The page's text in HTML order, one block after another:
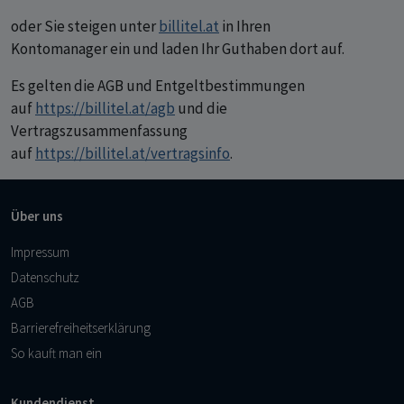
oder Sie steigen unterbillitel.at in Ihren
Kontomanager ein und laden Ihr Guthaben dort auf.
Es gelten die AGB und Entgeltbestimmungen
aufhttps://billitel.at/agb und die
Vertragszusammenfassung
aufhttps://billitel.at/vertragsinfo.
Über uns
Impressum
Datenschutz
AGB
Barrierefreiheitserklärung
So kauft man ein